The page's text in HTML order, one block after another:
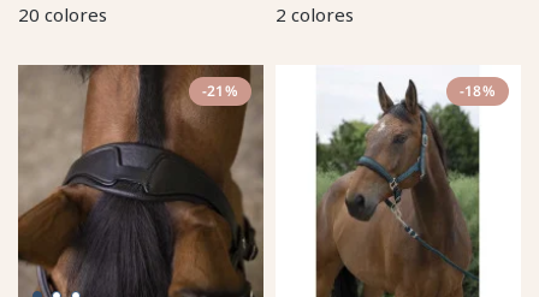
20 colores
2 colores
-21% -18%